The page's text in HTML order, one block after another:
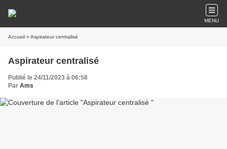
MENU
Accueil » Aspirateur centralisé
Aspirateur centralisé
Publié le 24/11/2023 à 06:58
Par Ams